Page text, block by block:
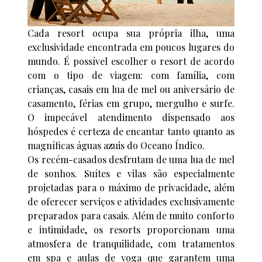
Cada resort ocupa sua própria ilha, uma
exclusividade encontrada em poucos lugares do
mundo. É possível escolher o resort de acordo
com o tipo de viagem: com família, com
crianças, casais em lua de mel ou aniversário de
casamento, férias em grupo, mergulho e surfe.
O impecável atendimento dispensado aos
hóspedes é certeza de encantar tanto quanto as
magníficas águas azuis do Oceano Índico.
Os recém-casados desfrutam de uma lua de mel
de sonhos. Suítes e vilas são especialmente
projetadas para o máximo de privacidade, além
de oferecer serviços e atividades exclusivamente
preparados para casais. Além de muito conforto
e intimidade, os resorts proporcionam uma
atmosfera de tranquilidade, com tratamentos
em spa e aulas de yoga que garantem uma